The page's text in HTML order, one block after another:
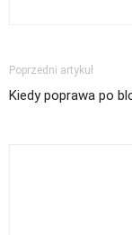
Poprzedni artykuł
Kiedy poprawa po